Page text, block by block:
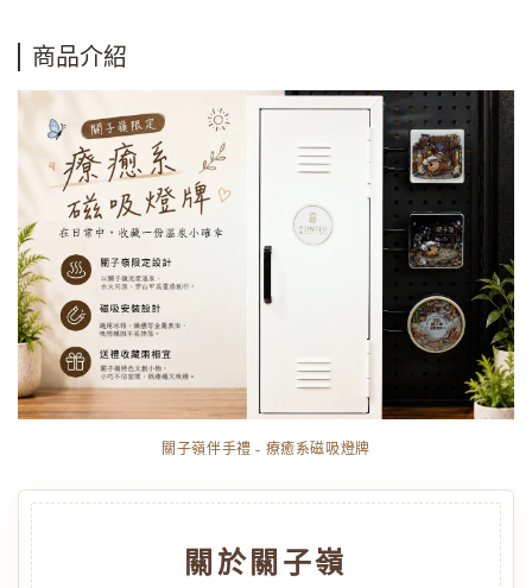
商品介紹
關子嶺伴手禮 - 療癒系磁吸燈牌
關於關子嶺